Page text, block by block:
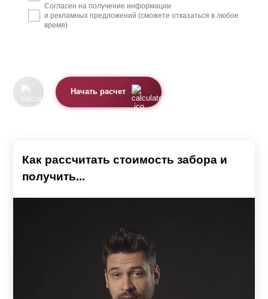
Согласен на получение информации
и рекламных предложений (сможете отказаться в любое
время)
Начать расчет
Как рассчитать стоимость забора и
получить...